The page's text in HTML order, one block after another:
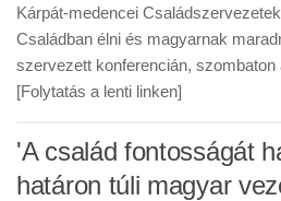
Kárpát-medencei
Családban élni és magyarnak
szervezett konferencián,
[Folytatás a lenti linken]
'A család fontosságát
határon túli magyar